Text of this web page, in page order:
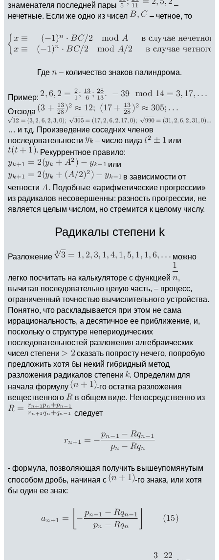
знаменателя последней пары
–
нечетные. Если же одно из чисел
– четное, то
Где – количество знаков палиндрома.
Пример:
Отсюда
… и т.д. Произведение соседних членов
последовательности
– число вида
или
Рекуррентное правило:
или
в зависимости от
четности
Подобные «арифметические прогрессии»
из радикалов несовершенны: разность прогрессии, не
является целым числом, но стремится к целому числу.
Радикалы степени k
Разложение можно
легко посчитать на калькуляторе с функцией
,
вычитая последовательно целую часть, – процесс,
ограниченный точностью вычислительного устройства.
Понятно, что раскладывается при этом не сама
иррациональность, а десятичное ее приближение, и,
поскольку о структуре непериодических
последовательностей разложения алгебраических
чисел степени
сказать попросту нечего, попробую
предложить хотя бы некий гибридный метод
разложения радикалов степени
. Определим для
начала формулу
-го остатка разложения
вещественного
в общем виде. Непосредственно из
следует
- формула, позволяющая получить вышеупомянутым
способом дробь, начиная с
-го знака, или хотя
бы один ее знак: